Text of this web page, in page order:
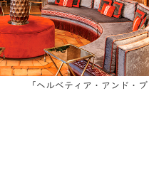
「ヘルベティア・アンド・ブ